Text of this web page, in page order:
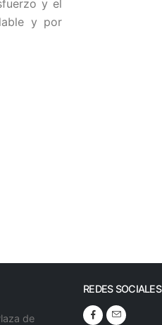
y el
y por
de
REDES SOCIALES